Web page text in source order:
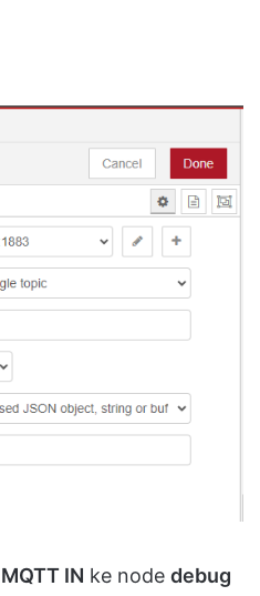
MQTT IN ke node debug